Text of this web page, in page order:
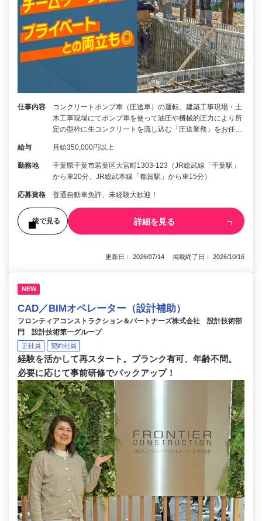
仕事内容
コンクリートポンプ車（圧送車）の運転、建築工事現場・土
木工事現場にてポンプ車を使って油圧や機械的圧力により所
定の型枠に生コンクリートを流し込む「圧送業務」をお任…
給与 月給350,000円以上
勤務地
千葉県千葉市若葉区大宮町1303-123（JR総武線「千葉駅」
から車20分、JR総武本線「都賀駅」から車15分）
応募資格 普通自動車免許、未経験大歓迎！
後で見る 詳細を見る
更新日： 2026/07/14 掲載終了日： 2026/10/16
NEW
CAD／BIMオペレーター（設計補助）
フロンティアコンストラクション＆パートナーズ株式会社 設計技術部
門 設計技術第一グループ
正社員 契約社員
経験を活かして再スタート。ブランク有可、年齢不問。
必要に応じて事前研修でバックアップ！